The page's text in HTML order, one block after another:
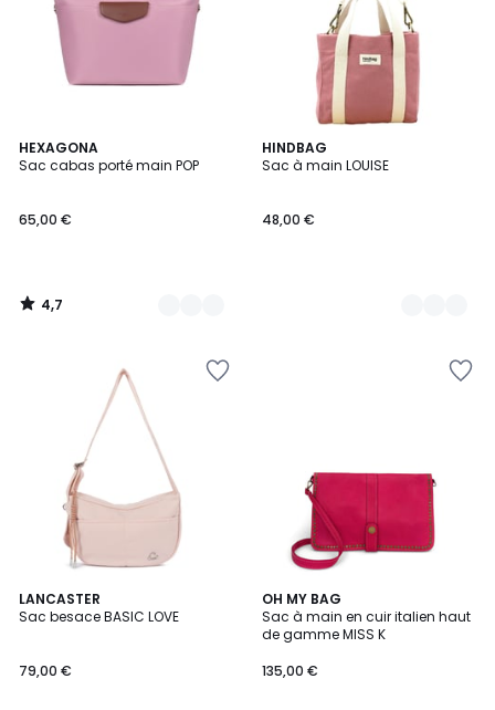
HEXAGONA
Sac cabas porté main POP
65,00 €
4,7
/ 5
18
Couleurs
4,7
/
HINDBAG
Sac à main LOUISE
48,00 €
10
Couleurs
LANCASTER
Sac besace BASIC LOVE
79,00 €
5
Couleurs
OH MY BAG
Sac à main en cuir italien haut
de gamme MISS K
135,00 €
4,4
/ 5
12
Couleurs